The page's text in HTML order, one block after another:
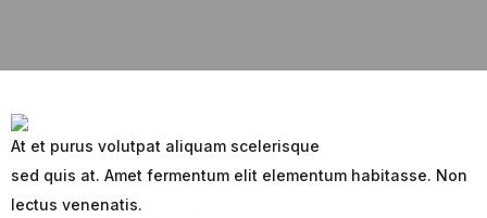
At et purus volutpat aliquam scelerisque
sed quis at. Amet fermentum elit elementum habitasse. Non
lectus venenatis.